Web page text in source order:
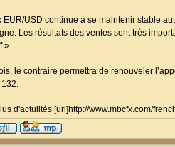
EUR/USD continue à se maintenir stable
Les résultats des ventes sont très
».
le contraire permettra de renouveler
132.
d'actulités [url]http://www.mbcfx.com/